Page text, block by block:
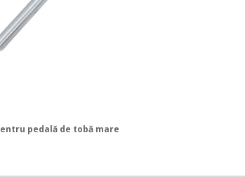
pedală de tobă mare